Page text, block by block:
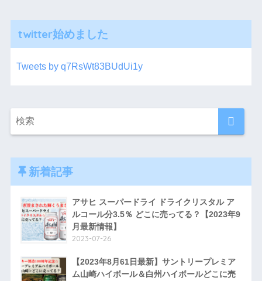
twitter始めました
Tweets by q7RsWt83BUdUi1y
新着記事
アサヒ スーパードライ ドライクリスタル ア
ルコール分3.5％ どこに売ってる？【2023年9
月最新情報】
2023-07-26
【2023年8月61日最新】サントリープレミア
ム山崎ハイボール＆白州ハイボールどこに売